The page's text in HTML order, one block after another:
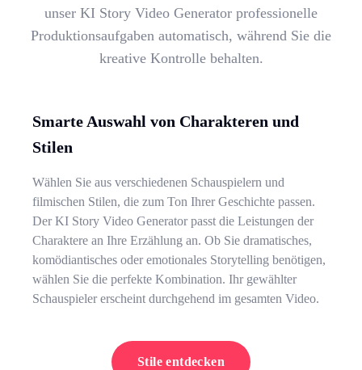
unser KI Story Video Generator professionelle
Produktionsaufgaben automatisch, während Sie die
kreative Kontrolle behalten.
Smarte Auswahl von Charakteren und
Stilen
Wählen Sie aus verschiedenen Schauspielern und
filmischen Stilen, die zum Ton Ihrer Geschichte passen.
Der KI Story Video Generator passt die Leistungen der
Charaktere an Ihre Erzählung an. Ob Sie dramatisches,
komödiantisches oder emotionales Storytelling benötigen,
wählen Sie die perfekte Kombination. Ihr gewählter
Schauspieler erscheint durchgehend im gesamten Video.
Stile entdecken